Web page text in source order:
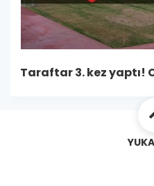
Taraftar 3. kez yaptı!